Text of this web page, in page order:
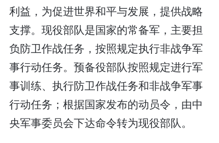
利益，为促进世界和平与发展，提供战略
支撑。现役部队是国家的常备军，主要担
负防卫作战任务，按照规定执行非战争军
事行动任务。预备役部队按照规定进行军
事训练、执行防卫作战任务和非战争军事
行动任务；根据国家发布的动员令，由中
央军事委员会下达命令转为现役部队。